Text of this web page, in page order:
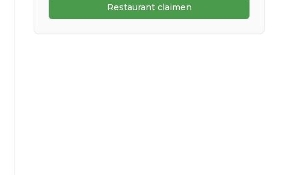
Restaurant claimen